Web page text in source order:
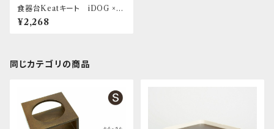
食器台Keatキート iDOG ×
家具工房WOOD CAM Sサ
イズ
¥2,268
同じカテゴリの商品